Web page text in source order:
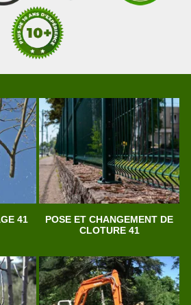
41
POSE ET CHANGEMENT DE
CLOTURE 41